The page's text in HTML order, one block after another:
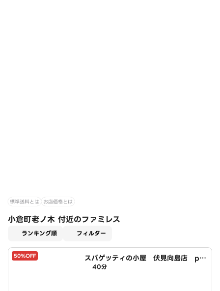
標準送料とは お店価格とは
小倉町老ノ木 付近のファミレス
ランキング順 フィルター
50%OFF
スパゲッティの小屋 伏見向島店 po
wered by LAWSON
40分